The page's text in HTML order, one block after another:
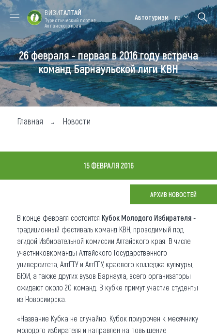
Форум VISIT
ALTAI
Цветение
маральника
Медицинский
форум
Алтайская
зимовка
Туры
Где побывать
Чем заняться
Где остановиться
Новости
Что привезти (сувениры)
О регионе
Коллекция впечатлений
Другие рубрики
ВИЗИТАЛТАЙ
Туристический портал
Алтайского края
Автотуризм ru
26 февраля - первая в 2016 году встреча
команд Барнаульской лиги КВН
Главная Новости
15 ФЕВРАЛЯ 2016
АРХИВ НОВОСТЕЙ
В конце февраля состоится Кубок Молодого Избирателя -
традиционный фестиваль команд КВН, проводимый под
эгидой Избирательной комиссии Алтайского края. В числе
участниковкоманды Алтайского Государственного
университета, АлтГТУ и АлтГПУ, краевого колледжа культуры,
БЮИ, а также других вузов Барнаула, всего организаторы
ожидают около 20 команд. В кубке примут участие студенты
из Новосиирска.
«Название Кубка не случайно. Кубок приурочен к месячнику
молодого избирателя и направлен на повышение